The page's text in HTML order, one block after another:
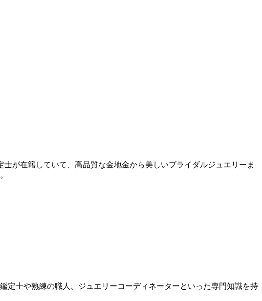
が在籍していて、高品質な金地金から美しいブライダルジュエリーま
定士や熟練の職人、ジュエリーコーディネーターといった専門知識を持